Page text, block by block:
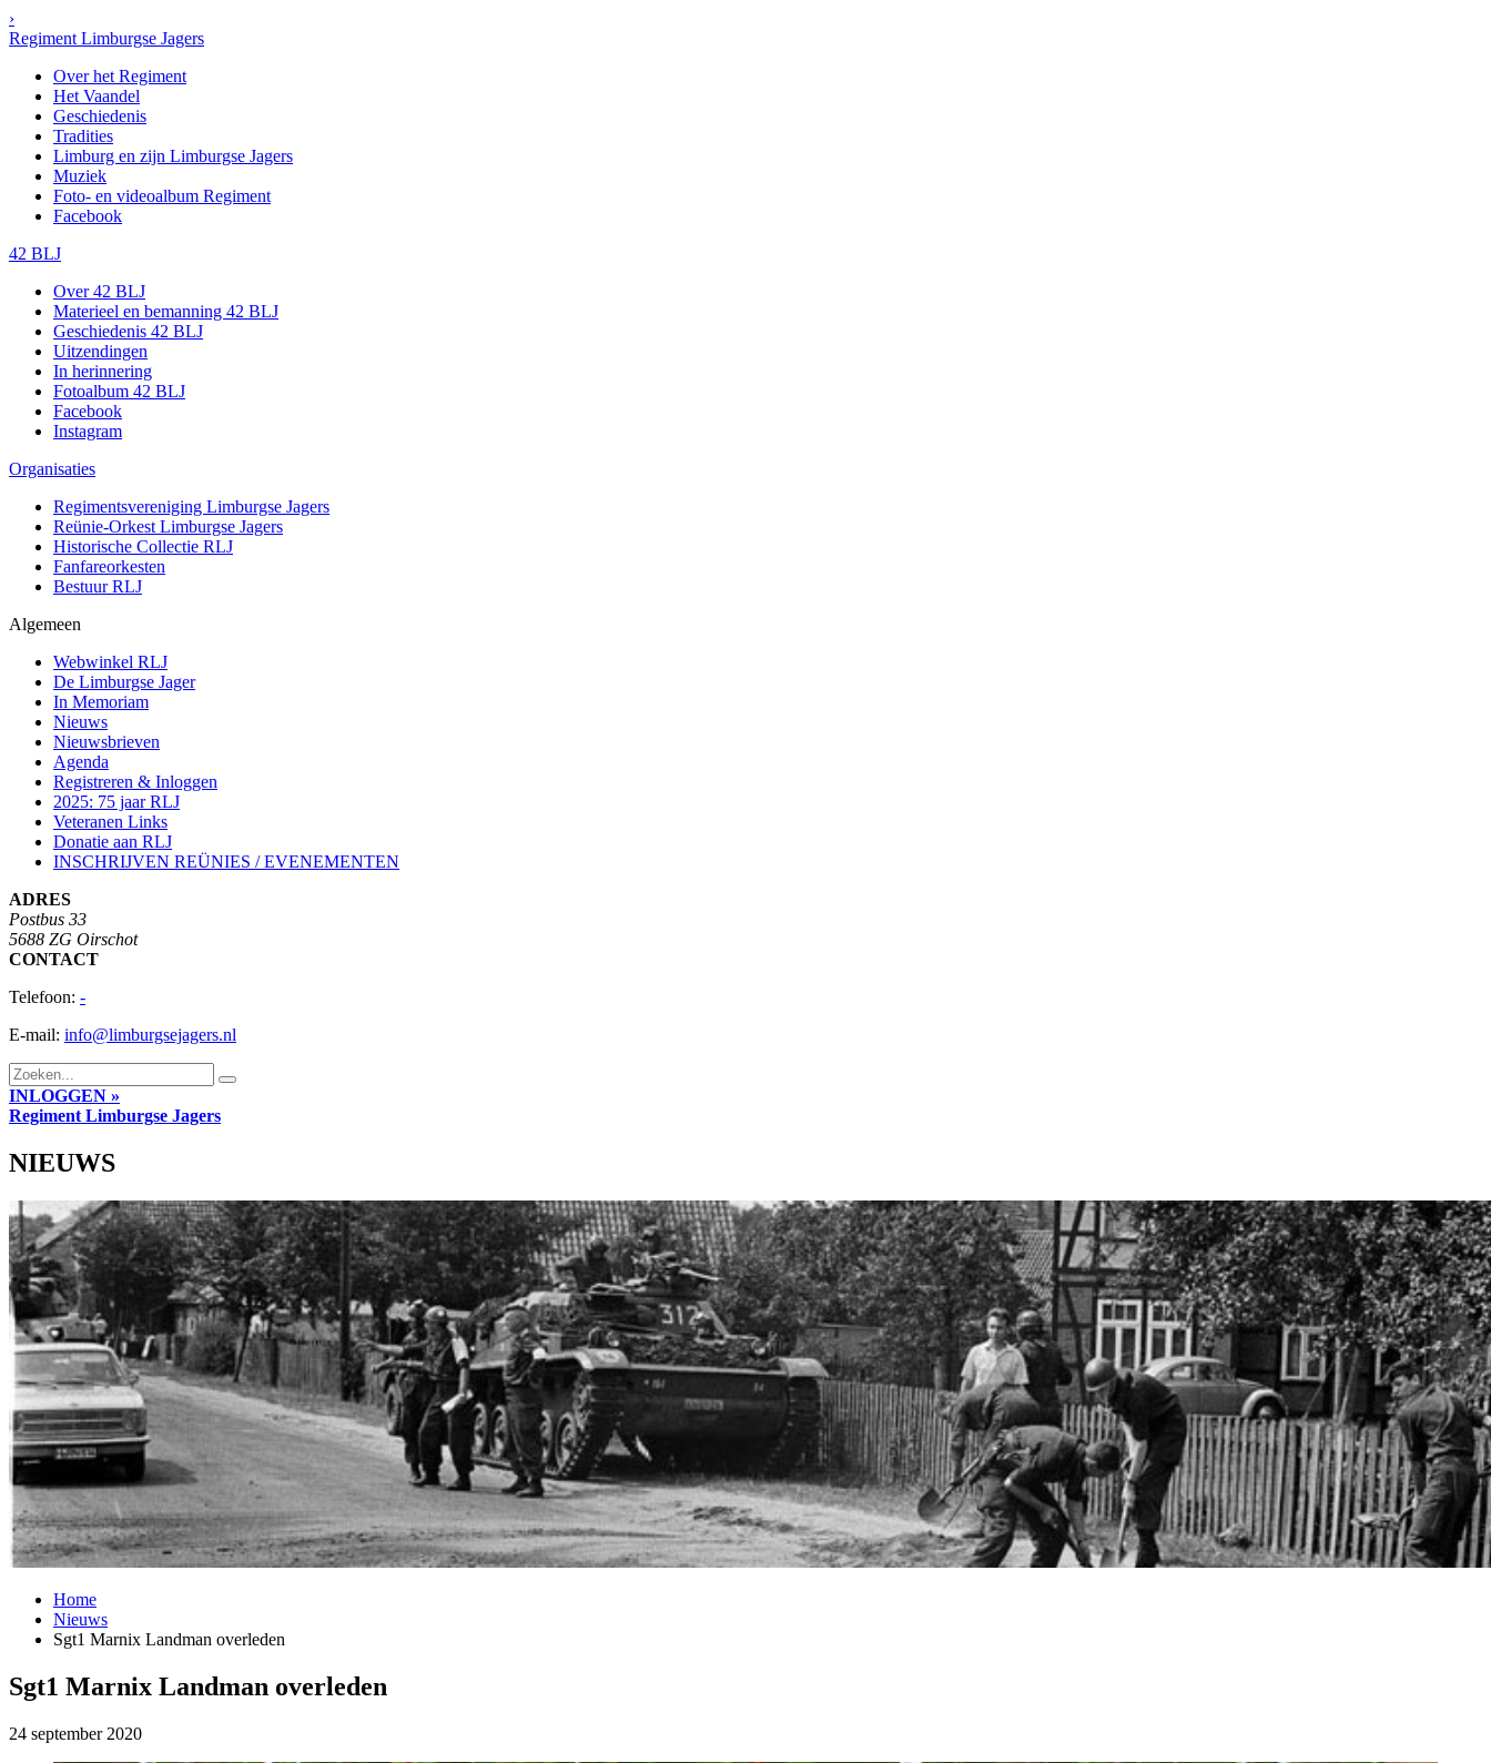
›
Regiment Limburgse Jagers
Over het Regiment
Het Vaandel
Geschiedenis
Tradities
Limburg en zijn Limburgse Jagers
Muziek
Foto- en videoalbum Regiment
Facebook
42 BLJ
Over 42 BLJ
Materieel en bemanning 42 BLJ
Geschiedenis 42 BLJ
Uitzendingen
In herinnering
Fotoalbum 42 BLJ
Facebook
Instagram
Organisaties
Regimentsvereniging Limburgse Jagers
Reünie-Orkest Limburgse Jagers
Historische Collectie RLJ
Fanfareorkesten
Bestuur RLJ
Algemeen
Webwinkel RLJ
De Limburgse Jager
In Memoriam
Nieuws
Nieuwsbrieven
Agenda
Registreren & Inloggen
2025: 75 jaar RLJ
Veteranen Links
Donatie aan RLJ
INSCHRIJVEN REÜNIES / EVENEMENTEN
ADRES
Postbus 33
5688 ZG Oirschot
CONTACT
Telefoon: -
E-mail: info@limburgsejagers.nl
INLOGGEN »
Regiment Limburgse Jagers
NIEUWS
Home
Nieuws
Sgt1 Marnix Landman overleden
Sgt1 Marnix Landman overleden
24 september 2020